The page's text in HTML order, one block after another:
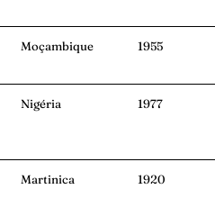
Moçambique 1955
Nigéria 1977
Martinica 1920